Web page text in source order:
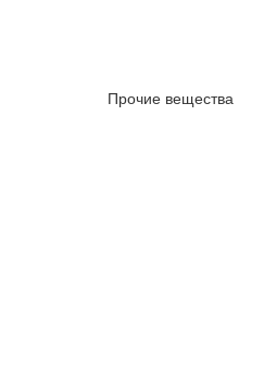
Прочие вещества